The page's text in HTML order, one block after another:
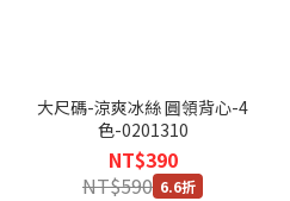
大尺碼-涼爽冰絲 圓領背心-4
色-0201310
NT$390
NT$590 6.6折